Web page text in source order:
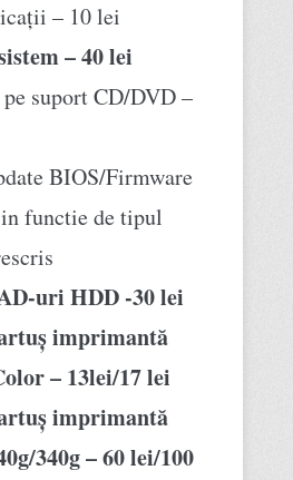
– 10 lei
– 40 lei
suport CD/DVD –
BIOS/Firmware
functie de tipul
uri HDD -30 lei
imprimantă
– 13lei/17 lei
imprimantă
340g – 60 lei/100